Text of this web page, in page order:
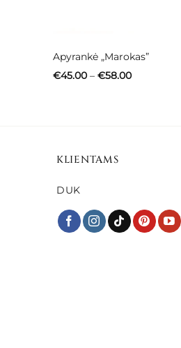
Apyrankė „Marokas”
€45.00 – €58.00Price
KLIENTAMS
DUK